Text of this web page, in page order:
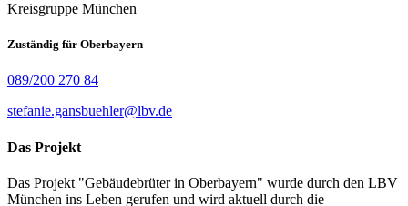
Kreisgruppe München
Zuständig für Oberbayern
089/200 270 84
stefanie.gansbuehler@lbv.de
Das Projekt
Das Projekt "Gebäudebrüter in Oberbayern" wurde durch den LBV
München ins Leben gerufen und wird aktuell durch die